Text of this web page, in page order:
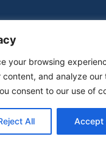
your browsing
content, and analyze our
consent to our use of
All Accept